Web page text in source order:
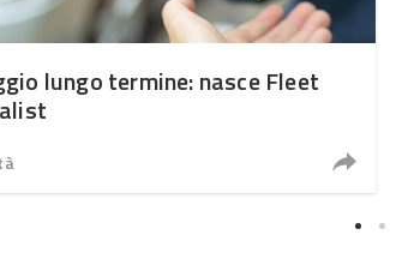
lungo termine: nasce Fleet